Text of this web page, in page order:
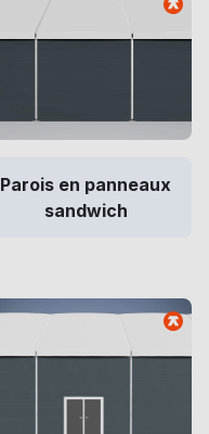
Parois en panneaux
sandwich